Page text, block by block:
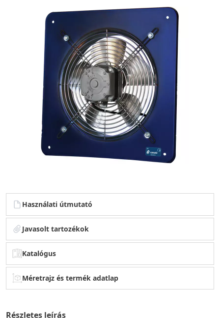
Használati útmutató
Javasolt tartozékok
Katalógus
Méretrajz és termék adatlap
Részletes leírás